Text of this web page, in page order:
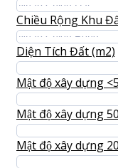
Chiều Rộng Khu
Diện Tích Đất (m2)
Mật độ xây dựng
Mật
Mật độ xây dựng